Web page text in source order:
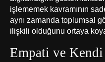
işlememek kavramının
aynı zamanda toplumsal
ilişkili olduğunu ortaya
Empati ve